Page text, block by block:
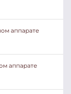
аппарате
аппарате